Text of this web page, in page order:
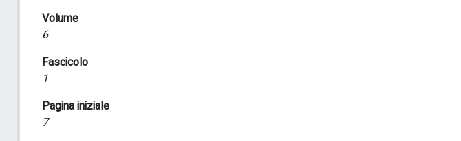
Volume
6
Fascicolo
1
Pagina iniziale
7